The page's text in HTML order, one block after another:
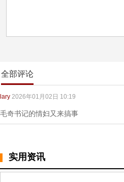
全部评论
lary 2026年01月02日 10:19
毛奇书记的情妇又来搞事
实用资讯